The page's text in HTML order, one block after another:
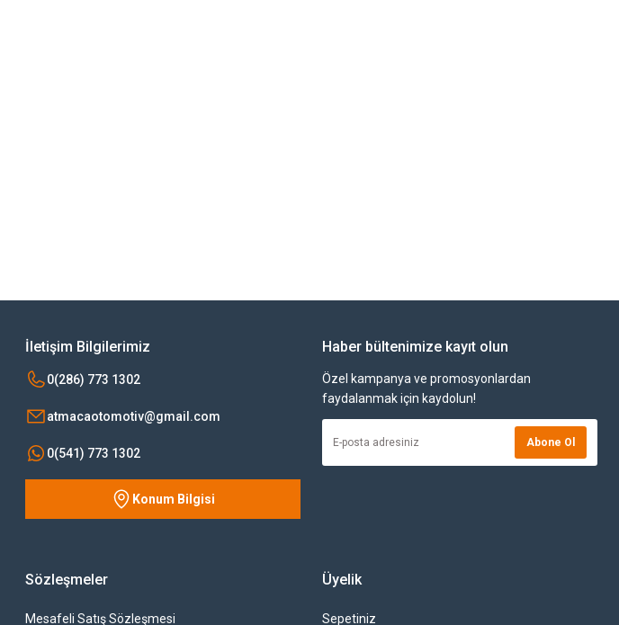
Gönder
İletişim Bilgilerimiz
0(286) 773 1302
atmacaotomotiv@gmail.com
0(541) 773 1302
Konum Bilgisi
Haber bültenimize kayıt olun
Özel kampanya ve promosyonlardan
faydalanmak için kaydolun!
Abone Ol
Sözleşmeler
Mesafeli Satış Sözleşmesi
Üyelik
Sepetiniz